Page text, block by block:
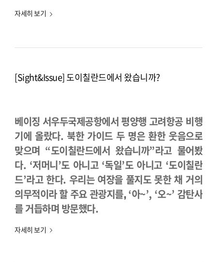
자세히 보기
[Sight&Issue] 도이칠란드에서 왔습니까?
베이징 서우두국제공항에서 평양행 고려항공 비행
기에 올랐다. 북한 가이드 두 명은 환한 웃음으로
맞으며 “도이칠란드에서 왔습니까”라고 물어봤
다. ‘저머니’도 아니고 ‘독일’도 아니고 ‘도이칠란
드’라고 한다. 우리는 여장을 풀지도 못한 채 거의
의무적이라 할 주요 관광지를‚ ‘아~’, ‘오~’ 감탄사
를 거듭하며 방문했다.
자세히 보기